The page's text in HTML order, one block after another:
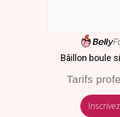
Bâillon boule
Tarifs